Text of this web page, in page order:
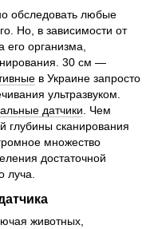
обследовать любые
Но, в зависимости от
его организма,
30 см —
в Украине запросто
ультразвуком.
датчики . Чем
глубины сканирования
множество
достаточной
луча.
животных,